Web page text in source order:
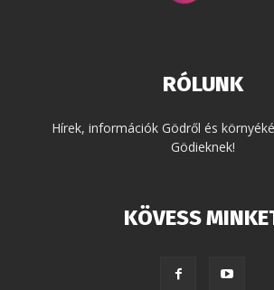
RÓLUNK
Hírek, információk Gödről és
Gödieknek!
KÖVESS